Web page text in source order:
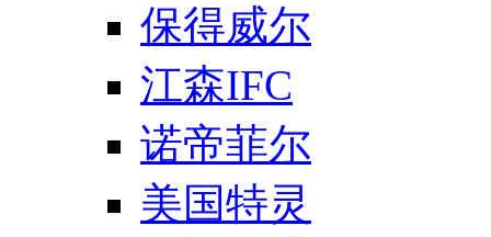
保得威尔
江森IFC
诺帝菲尔
美国特灵